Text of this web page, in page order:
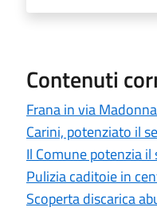
Contenuti
Frana in via
Carini, potenziato il
Il Comune potenzia
Pulizia caditoie in
Scoperta discarica